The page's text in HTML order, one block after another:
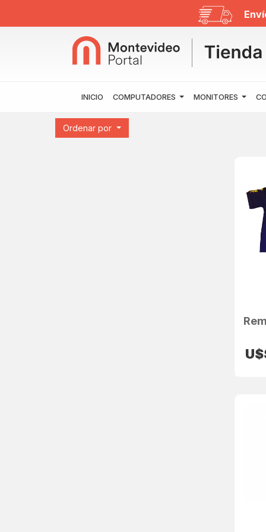
INICIO COMPUTADORES MONITORES
Ordenar por